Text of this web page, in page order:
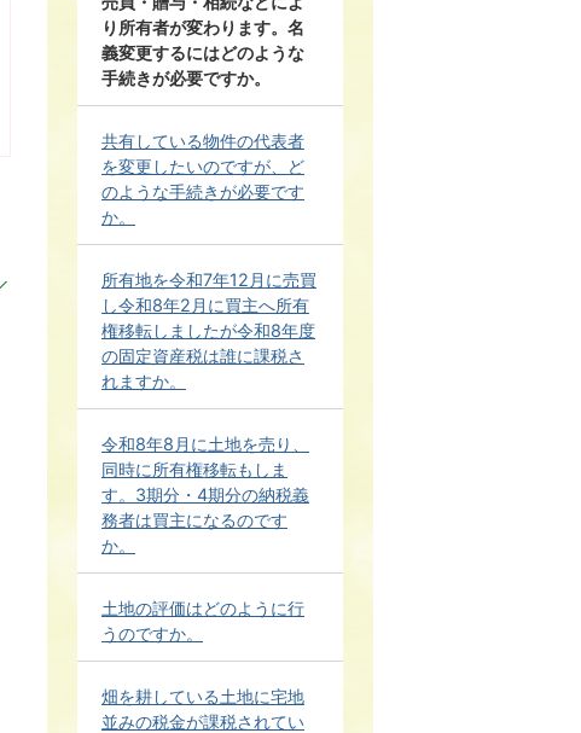
り所有者が変わります。名
義変更するにはどのような
手続きが必要ですか。
共有している物件の代表者
を変更したいのですが、ど
のような手続きが必要です
か。
所有地を令和7年12月に売買
し令和8年2月に買主へ所有
権移転しましたが令和8年度
の固定資産税は誰に課税さ
れますか。
令和8年8月に土地を売り、
同時に所有権移転もしま
す。3期分・4期分の納税義
務者は買主になるのです
か。
土地の評価はどのように行
うのですか。
畑を耕している土地に宅地
並みの税金が課税されてい